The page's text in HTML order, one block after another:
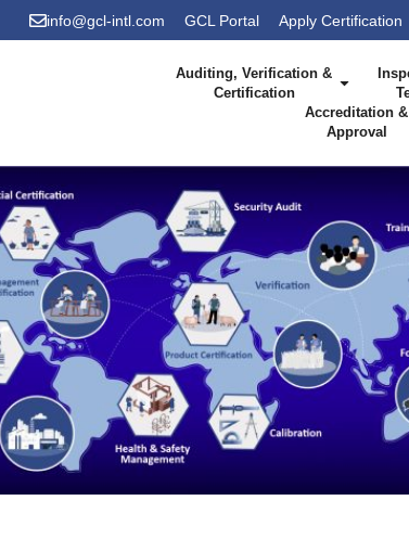
info@gcl-intl.com GCL Portal Apply Certification
Auditing, Verification &
Certification
Accreditation &
Approval